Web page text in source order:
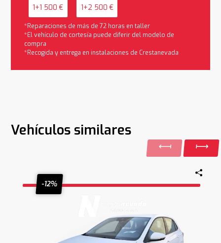
1+1 500 € 1+2 500 €
*Reparaciones de más de 72 horas en taller
*El vehículo de cortesía puede diferir del modelo de
compra
*Recogida y entrega en instalaciones de Crestanevada
Vehículos similares
-12%